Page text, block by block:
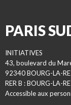
PARIS
INITIATIVES
43, boulevard du
92340 BOURG-LA-
RER B : BOURG-LA-
Accessible aux